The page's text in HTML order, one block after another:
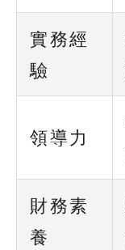
實務經
驗
領導力
財務素
養